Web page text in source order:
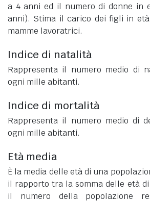
a 4 anni ed il numero di donne in
anni). Stima il carico dei figli in
mamme lavoratrici.
Indice di natalità
Rappresenta il numero medio di
ogni mille abitanti.
Indice di mortalità
Rappresenta il numero medio di
ogni mille abitanti.
Età media
È la media delle età di una
il rapporto tra la somma delle età
il numero della popolazione